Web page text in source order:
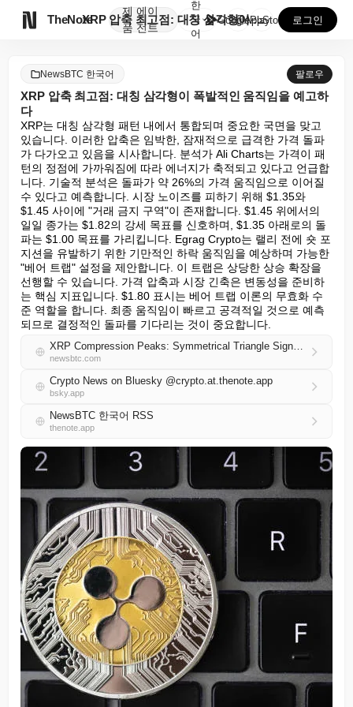
TheNote
제
품
에이
전트
XRP 압축 최고점: 대칭 삼각형이 폭발적인 움직임을 ...
한
국
어
GooglePlay
AppStore 로그인
NewsBTC 한국어 팔로우
XRP 압축 최고점: 대칭 삼각형이 폭발적인 움직임을 예고하
다
XRP는 대칭 삼각형 패턴 내에서 통합되며 중요한 국면을 맞고
있습니다. 이러한 압축은 임박한, 잠재적으로 급격한 가격 돌파
가 다가오고 있음을 시사합니다. 분석가 Ali Charts는 가격이 패
턴의 정점에 가까워짐에 따라 에너지가 축적되고 있다고 언급합
니다. 기술적 분석은 돌파가 약 26%의 가격 움직임으로 이어질
수 있다고 예측합니다. 시장 노이즈를 피하기 위해 $1.35와
$1.45 사이에 "거래 금지 구역"이 존재합니다. $1.45 위에서의
일일 종가는 $1.82의 강세 목표를 신호하며, $1.35 아래로의 돌
파는 $1.00 목표를 가리킵니다. Egrag Crypto는 랠리 전에 숏 포
지션을 유발하기 위한 기만적인 하락 움직임을 예상하며 가능한
"베어 트랩" 설정을 제안합니다. 이 트랩은 상당한 상승 확장을
선행할 수 있습니다. 가격 압축과 시장 긴축은 변동성을 준비하
는 핵심 지표입니다. $1.80 표시는 베어 트랩 이론의 무효화 수
준 역할을 합니다. 최종 움직임이 빠르고 공격적일 것으로 예측
되므로 결정적인 돌파를 기다리는 것이 중요합니다.
XRP Compression Peaks: Symmetrical Triangle Signals Explosive Move Ahead
newsbtc.com
Crypto News on Bluesky @crypto.at.thenote.app
bsky.app
NewsBTC 한국어 RSS
thenote.app